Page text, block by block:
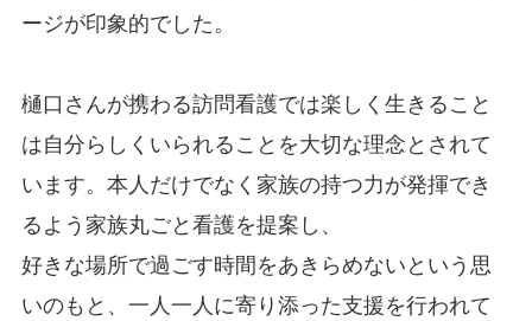
ージが印象的でした。
樋口さんが携わる訪問看護では楽しく生きること
は自分らしくいられることを大切な理念とされて
います。本人だけでなく家族の持つ力が発揮でき
るよう家族丸ごと看護を提案し、
好きな場所で過ごす時間をあきらめないという思
いのもと、一人一人に寄り添った支援を行われて